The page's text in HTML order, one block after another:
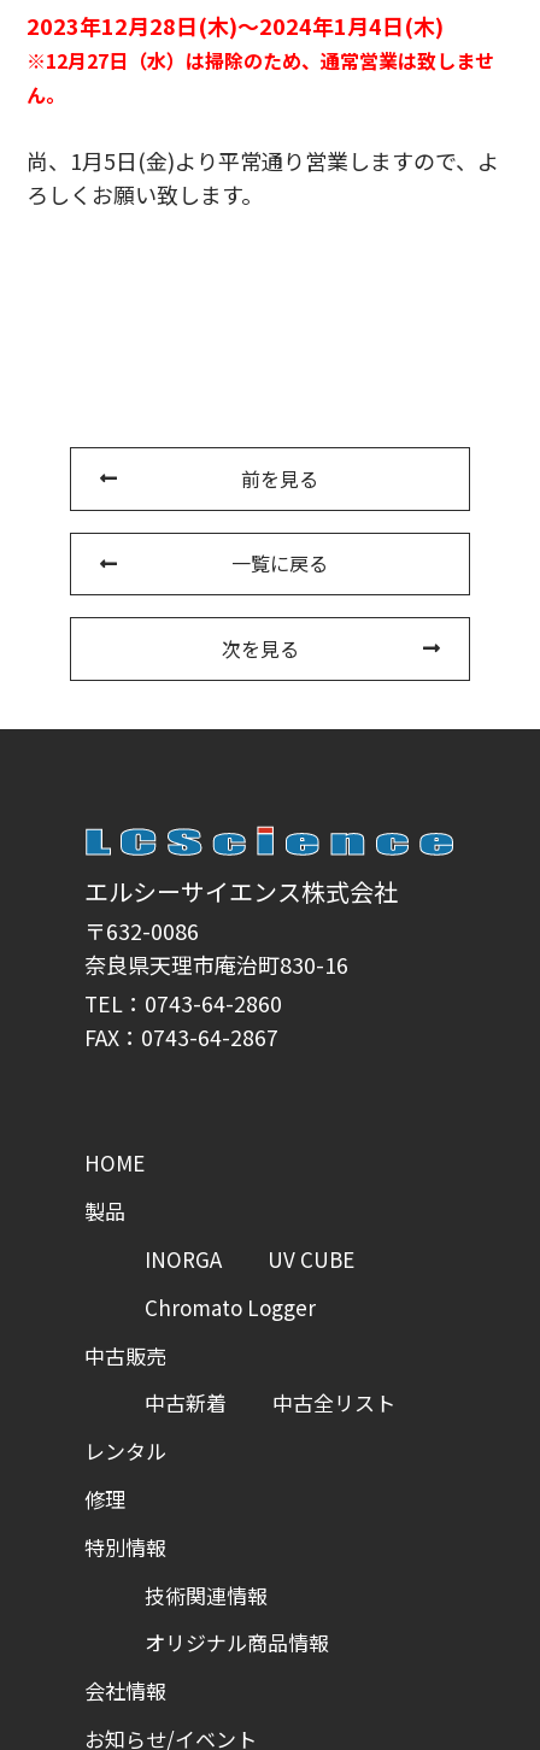
2023年12月28日(木)～2024年1月4日(木)
※12月27日（水）は掃除のため、通常営業は致しませ
ん。
尚、1月5日(金)より平常通り営業しますので、よ
ろしくお願い致します。
前を見る
一覧に戻る
次を見る
エルシーサイエンス株式会社
〒632-0086
奈良県天理市庵治町830-16
TEL：0743-64-2860
FAX：0743-64-2867
HOME
製品
INORGA
UV CUBE
Chromato Logger
中古販売
中古新着
中古全リスト
レンタル
修理
特別情報
技術関連情報
オリジナル商品情報
会社情報
お知らせ/イベント